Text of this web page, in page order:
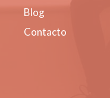
Blog
Contacto